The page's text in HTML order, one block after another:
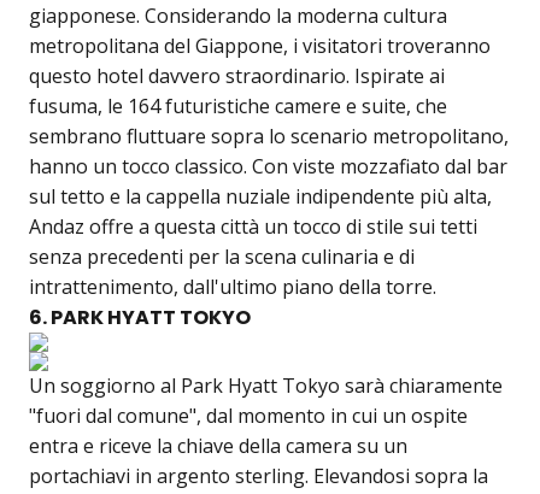
giapponese. Considerando la moderna cultura
metropolitana del Giappone, i visitatori troveranno
questo hotel davvero straordinario. Ispirate ai
fusuma, le 164 futuristiche camere e suite, che
sembrano fluttuare sopra lo scenario metropolitano,
hanno un tocco classico. Con viste mozzafiato dal bar
sul tetto e la cappella nuziale indipendente più alta,
Andaz offre a questa città un tocco di stile sui tetti
senza precedenti per la scena culinaria e di
intrattenimento, dall'ultimo piano della torre.
6. PARK HYATT TOKYO
Un soggiorno al Park Hyatt Tokyo sarà chiaramente
"fuori dal comune", dal momento in cui un ospite
entra e riceve la chiave della camera su un
portachiavi in argento sterling. Elevandosi sopra la